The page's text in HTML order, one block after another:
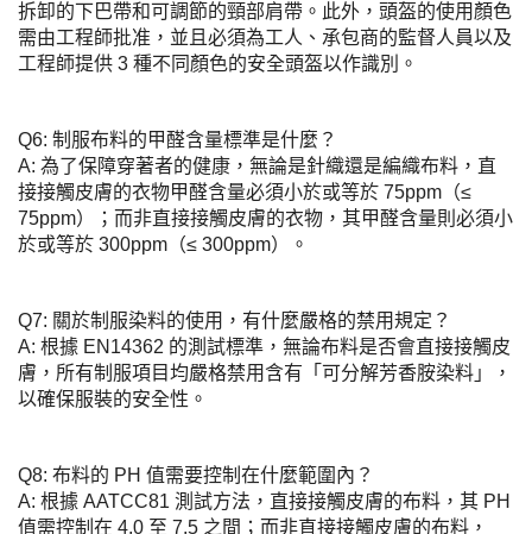
拆卸的下巴帶和可調節的頸部肩帶。此外，頭盔的使用顏色
需由工程師批准，並且必須為工人、承包商的監督人員以及
工程師提供 3 種不同顏色的安全頭盔以作識別。
Q6: 制服布料的甲醛含量標準是什麼？
A: 為了保障穿著者的健康，無論是針織還是編織布料，直
接接觸皮膚的衣物甲醛含量必須小於或等於 75ppm（≤
75ppm）；而非直接接觸皮膚的衣物，其甲醛含量則必須小
於或等於 300ppm（≤ 300ppm）。
Q7: 關於制服染料的使用，有什麼嚴格的禁用規定？
A: 根據 EN14362 的測試標準，無論布料是否會直接接觸皮
膚，所有制服項目均嚴格禁用含有「可分解芳香胺染料」，
以確保服裝的安全性。
Q8: 布料的 PH 值需要控制在什麼範圍內？
A: 根據 AATCC81 測試方法，直接接觸皮膚的布料，其 PH
值需控制在 4.0 至 7.5 之間；而非直接接觸皮膚的布料，